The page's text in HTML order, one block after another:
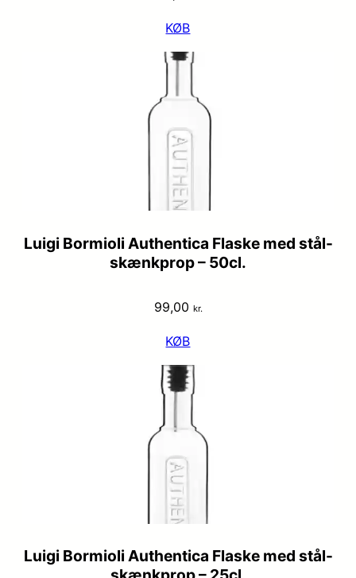
KØB
Luigi Bormioli Authentica Flaske med stål-
skænkprop – 50cl.
99,00 kr.
KØB
Luigi Bormioli Authentica Flaske med stål-